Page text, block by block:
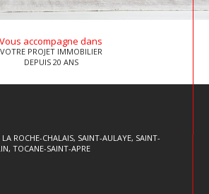
Vous accompagne dans
VOTRE PROJET IMMOBILIER
DEPUIS 20 ANS
ROCHE-CHALAIS, SAINT-AULAYE, SAINT-
TOCANE-SAINT-APRE